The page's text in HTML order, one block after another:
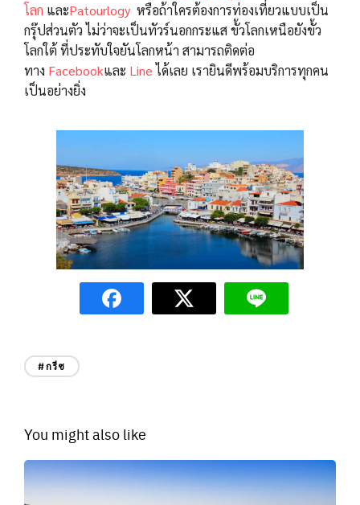
โลก และPatourlogy หรือถ้าใครต้องการท่องเที่ยวแบบเป็น
กรุ๊ปส่วนตัว ไม่ว่าจะเป็นทัวร์นอกกระแส ขั้วโลกเหนือยังขั้ว
โลกใต้ ที่ประทับใจยันโลกหน้า สามารถติดต่อ
ทาง Facebookและ Lineได้เลย เรายินดีพร้อมบริการทุกคน
เป็นอย่างยิ่ง
#กรีซ
You might also like